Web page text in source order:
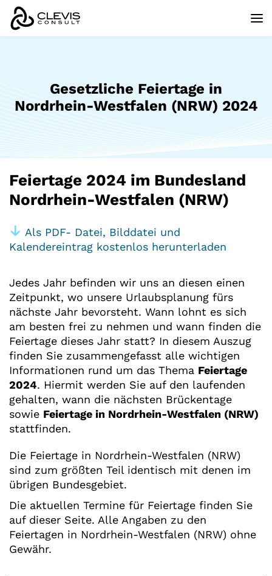
Gesetzliche Feiertage in
Nordrhein-Westfalen (NRW) 2024
Feiertage 2024 im Bundesland
Nordrhein-Westfalen (NRW)
Als PDF- Datei, Bilddatei und
Kalendereintrag kostenlos herunterladen
Jedes Jahr befinden wir uns an diesen einen
Zeitpunkt, wo unsere Urlaubsplanung fürs
nächste Jahr bevorsteht. Wann lohnt es sich
am besten frei zu nehmen und wann finden die
Feiertage dieses Jahr statt? In diesem Auszug
finden Sie zusammengefasst alle wichtigen
Informationen rund um das Thema Feiertage
2024. Hiermit werden Sie auf den laufenden
gehalten, wann die nächsten Brückentage
sowie Feiertage in Nordrhein-Westfalen (NRW)
stattfinden.
Die Feiertage in Nordrhein-Westfalen (NRW)
sind zum größten Teil identisch mit denen im
übrigen Bundesgebiet.
Die aktuellen Termine für Feiertage finden Sie
auf dieser Seite. Alle Angaben zu den
Feiertagen in Nordrhein-Westfalen (NRW) ohne
Gewähr.